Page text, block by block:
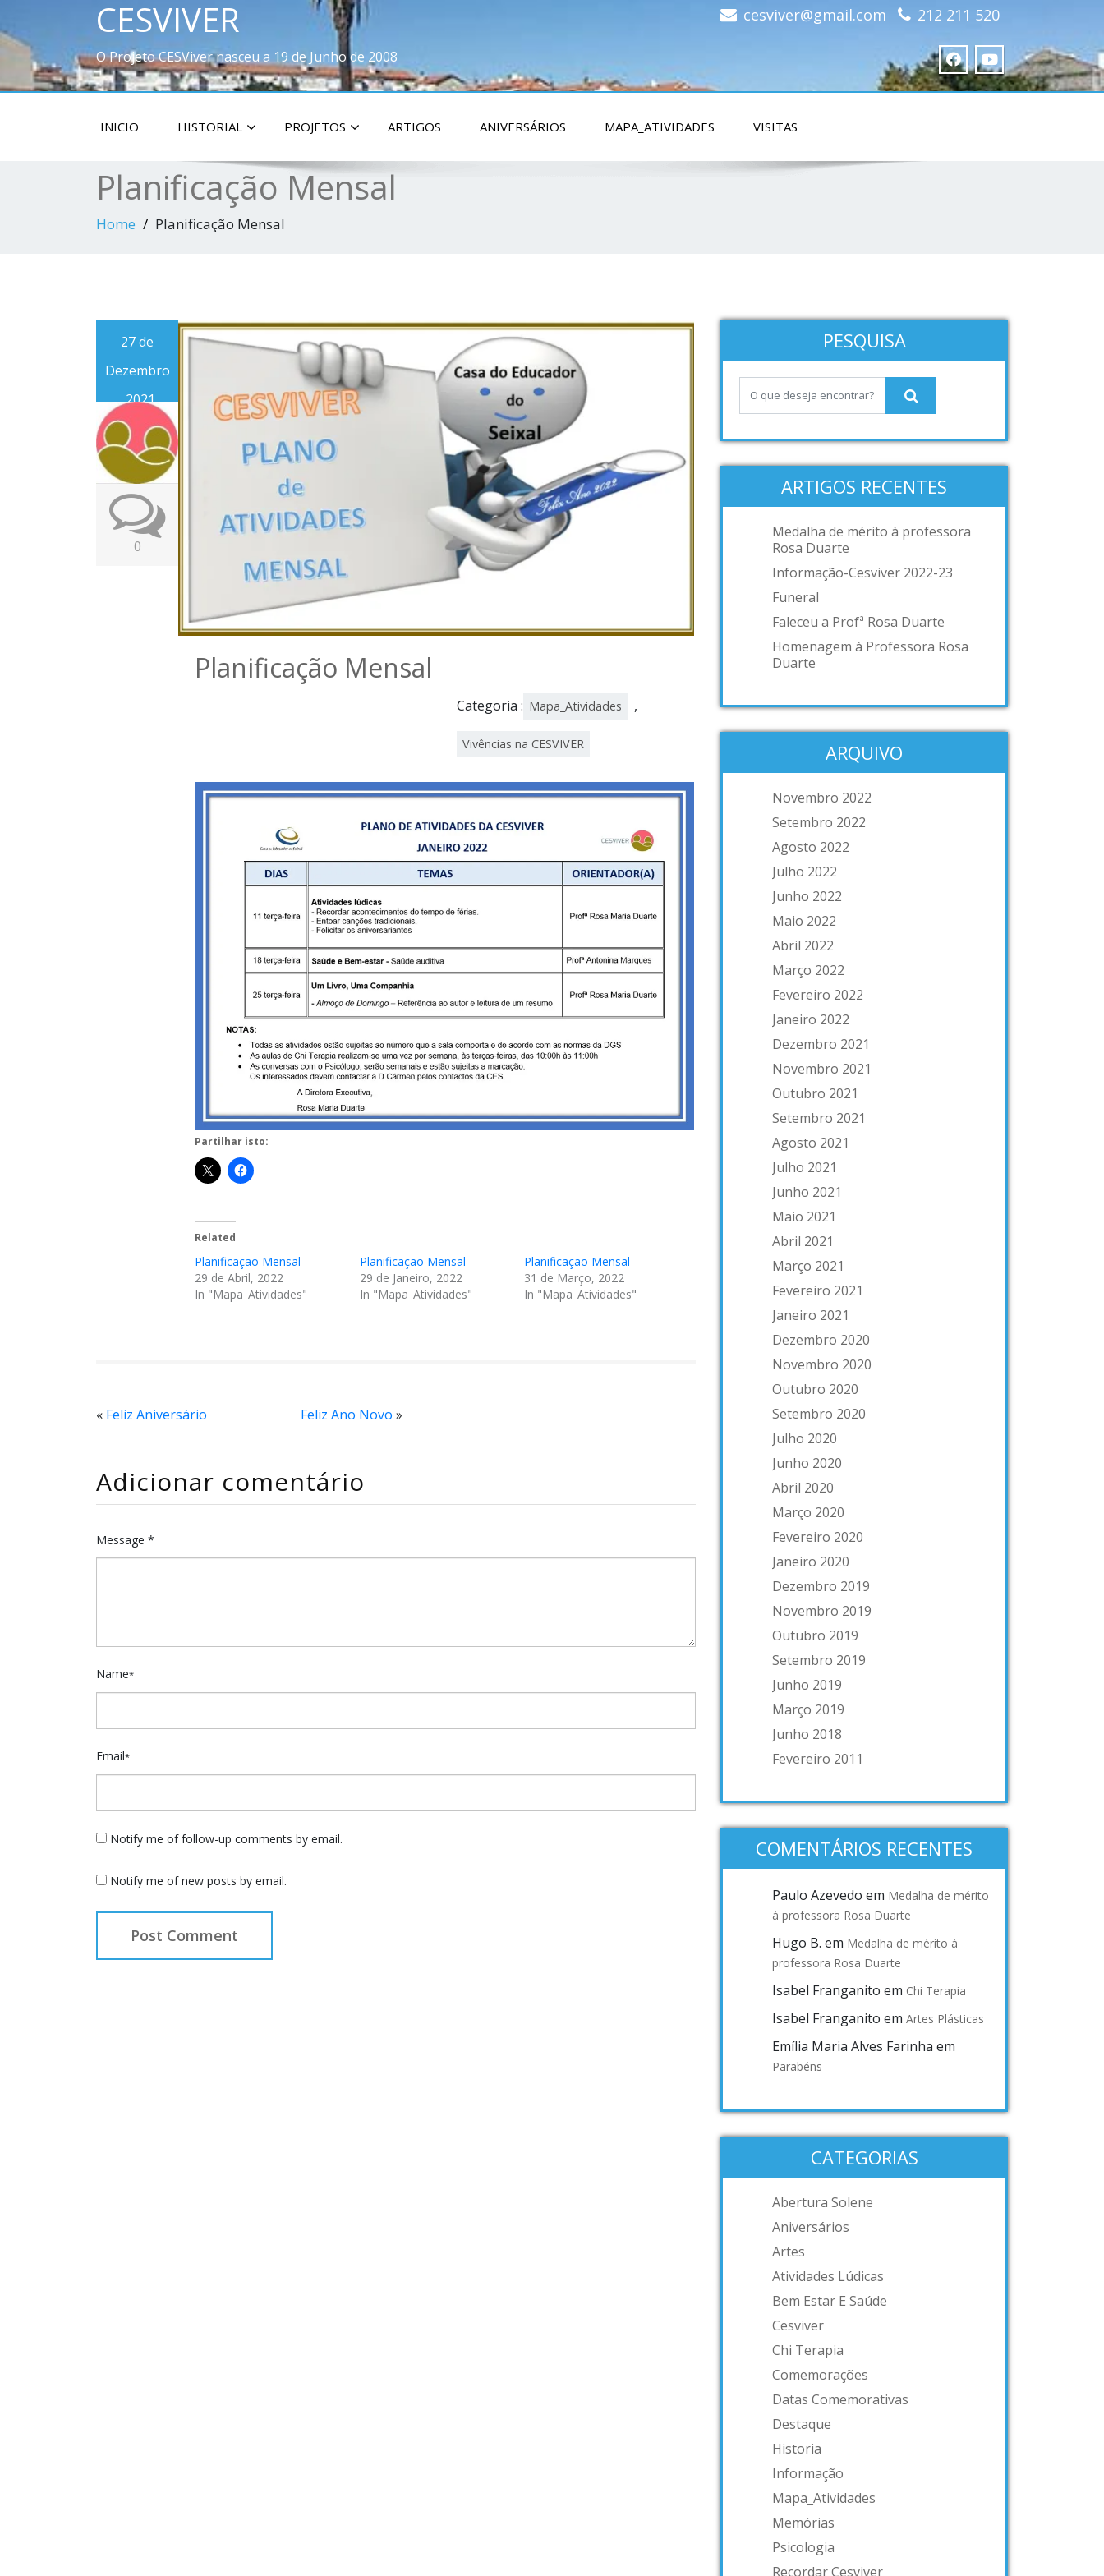
CESVIVER
O Projeto CESViver nasceu a 19 de Junho de 2008
cesviver@gmail.com 212 211 520
INICIO HISTORIAL PROJETOS ARTIGOS ANIVERSÁRIOS MAPA_ATIVIDADES VISITAS
Planificação Mensal
Home Planificação Mensal
27 de
Dezembro
, 2021
0
Planificação Mensal
Categoria : Mapa_Atividades ,
Vivências na CESVIVER
Partilhar isto:
Related
Planificação Mensal
29 de Abril, 2022
In "Mapa_Atividades"
Planificação Mensal
29 de Janeiro, 2022
In "Mapa_Atividades"
Planificação Mensal
31 de Março, 2022
In "Mapa_Atividades"
« Feliz Aniversário Feliz Ano Novo »
Adicionar comentário
Message *
Name*
Email*
Notify me of follow-up comments by email.
Notify me of new posts by email.
PESQUISA
ARTIGOS RECENTES
Medalha de mérito à professora
Rosa Duarte
Informação-Cesviver 2022-23
Funeral
Faleceu a Profª Rosa Duarte
Homenagem à Professora Rosa
Duarte
ARQUIVO
Novembro 2022
Setembro 2022
Agosto 2022
Julho 2022
Junho 2022
Maio 2022
Abril 2022
Março 2022
Fevereiro 2022
Janeiro 2022
Dezembro 2021
Novembro 2021
Outubro 2021
Setembro 2021
Agosto 2021
Julho 2021
Junho 2021
Maio 2021
Abril 2021
Março 2021
Fevereiro 2021
Janeiro 2021
Dezembro 2020
Novembro 2020
Outubro 2020
Setembro 2020
Julho 2020
Junho 2020
Abril 2020
Março 2020
Fevereiro 2020
Janeiro 2020
Dezembro 2019
Novembro 2019
Outubro 2019
Setembro 2019
Junho 2019
Março 2019
Junho 2018
Fevereiro 2011
COMENTÁRIOS RECENTES
Paulo Azevedo em Medalha de mérito
à professora Rosa Duarte
Hugo B. em Medalha de mérito à
professora Rosa Duarte
Isabel Franganito em Chi Terapia
Isabel Franganito em Artes Plásticas
Emília Maria Alves Farinha em
Parabéns
CATEGORIAS
Abertura Solene
Aniversários
Artes
Atividades Lúdicas
Bem Estar E Saúde
Cesviver
Chi Terapia
Comemorações
Datas Comemorativas
Destaque
Historia
Informação
Mapa_Atividades
Memórias
Psicologia
Recordar Cesviver